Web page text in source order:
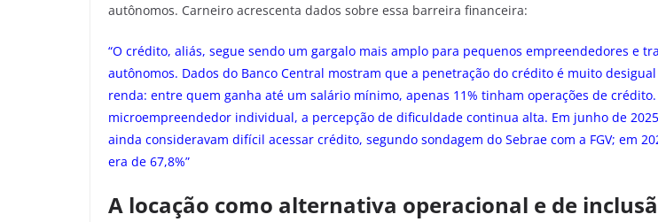
autônomos. Carneiro acrescenta dados sobre essa barreira financeira:
“O crédito, aliás, segue sendo um gargalo mais amplo para pequenos empreendedores e
autônomos. Dados do Banco Central mostram que a penetração do crédito é muito
renda: entre quem ganha até um salário mínimo, apenas 11% tinham operações de
microempreendedor individual, a percepção de dificuldade continua alta. Em junho de
ainda consideravam difícil acessar crédito, segundo sondagem do Sebrae com a FGV; em
era de 67,8%”
A locação como alternativa operacional e de